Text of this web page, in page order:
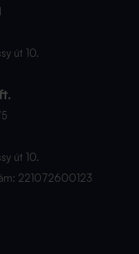
út 10.
út 10.
221072600123